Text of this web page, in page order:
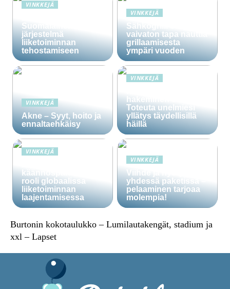
VINKKEJÄ
Suomalainen CRM-
järjestelmä
liiketoiminnan
tehostamiseen
VINKKEJÄ
Sähkögrilli on
vaivaton tapa nauttia
grillaamisesta
ympäri vuoden
VINKKEJÄ
Akne – Syyt, hoito ja
ennaltaehkäisy
VINKKEJÄ
hakeminen salassa –
Toteuta unelmiesi
yllätys täydellisillä
häillä
VINKKEJÄ
käännöspalvelujen
rooli globaalissa
liiketoiminnan
laajentamisessa
VINKKEJÄ
Viihde ja hyöty
yhdessä paketissa –
pelaaminen tarjoaa
molempia!
Burtonin kokotaulukko – Lumilautakengät, stadium ja
xxl – Lapset